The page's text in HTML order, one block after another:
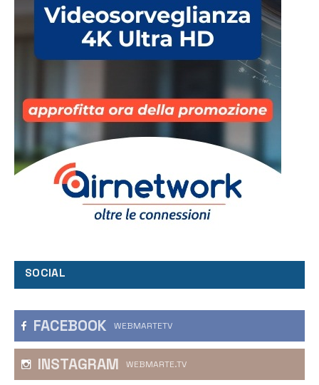
SOCIAL
FACEBOOK WEBMARTETV
INSTAGRAM WEBMARTE.TV